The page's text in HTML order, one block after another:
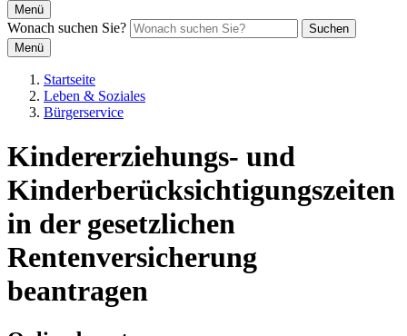
Menü
Wonach suchen Sie?
Suchen
Menü
Startseite
Leben & Soziales
Bürgerservice
Kindererziehungs- und
Kinderberücksichtigungszeiten
in der gesetzlichen
Rentenversicherung
beantragen